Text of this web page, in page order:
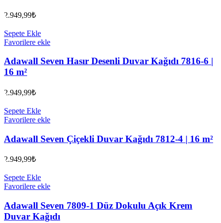
2.949,99₺
Sepete Ekle
Favorilere ekle
Adawall Seven Hasır Desenli Duvar Kağıdı 7816-6 |
16 m²
2.949,99₺
Sepete Ekle
Favorilere ekle
Adawall Seven Çiçekli Duvar Kağıdı 7812-4 | 16 m²
2.949,99₺
Sepete Ekle
Favorilere ekle
Adawall Seven 7809-1 Düz Dokulu Açık Krem
Duvar Kağıdı